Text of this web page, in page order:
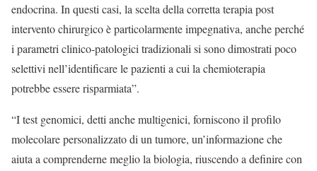
endocrina. In questi casi, la scelta della corretta terapia post
intervento chirurgico è particolarmente impegnativa, anche perché
i parametri clinico-patologici tradizionali si sono dimostrati poco
selettivi nell’identificare le pazienti a cui la chemioterapia
potrebbe essere risparmiata”.
“I test genomici, detti anche multigenici, forniscono il profilo
molecolare personalizzato di un tumore, un’informazione che
aiuta a comprenderne meglio la biologia, riuscendo a definire con